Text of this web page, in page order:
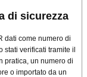
di sicurezza
dati come numero di
stati verificati tramite il
pratica, un numero di
o importato da un